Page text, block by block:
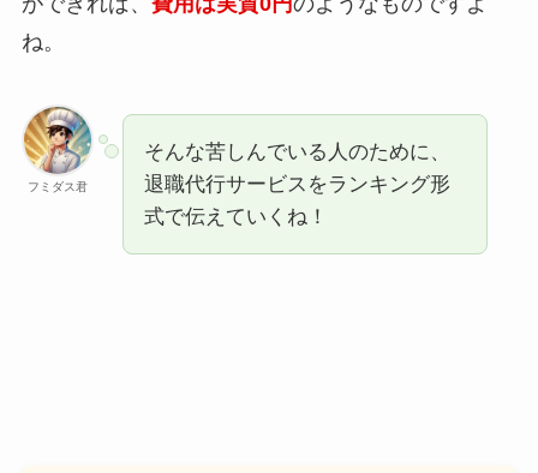
ね。
フミダス君
そんな苦しんでいる人のために、
退職代行サービスをランキング形
式で伝えていくね！